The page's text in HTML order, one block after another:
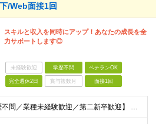
/Web面接1回
スキルと収入を同時にアップ！あなたの成長を全
力サポートします◎
未経験歓迎 学歴不問 ベテランOK
完全週休2日 賞与複数月 面接1回
【学歴不問／業種未経験歓迎／第二新卒歓迎】 ■IT・システムエンジニアの実務経験をお持ちの方※工程や使用言語、経験年数は不問 ◎転職回数は不問 ＼下記のような方にオススメ／ ・安定した収入を得たい方